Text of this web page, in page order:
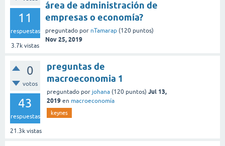
11
respuestas
3.7k vistas
área de administración de
empresas o economía?
preguntado por nTamarap (120 puntos)
Nov 25, 2019
0
votos
43
respuestas
21.3k vistas
preguntas de
macroeconomia 1
preguntado por johana (120 puntos) Jul 13,
2019 en macroeconomía
keynes